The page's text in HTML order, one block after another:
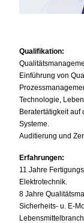
Qualifikation:
Einführung von
Technologie,
Beratertätigkeit auf
Systeme.
Auditierung und
Erfahrungen:
11 Jahre
Elektrotechnik.
8 Jahre
Sicherheits- u. E-